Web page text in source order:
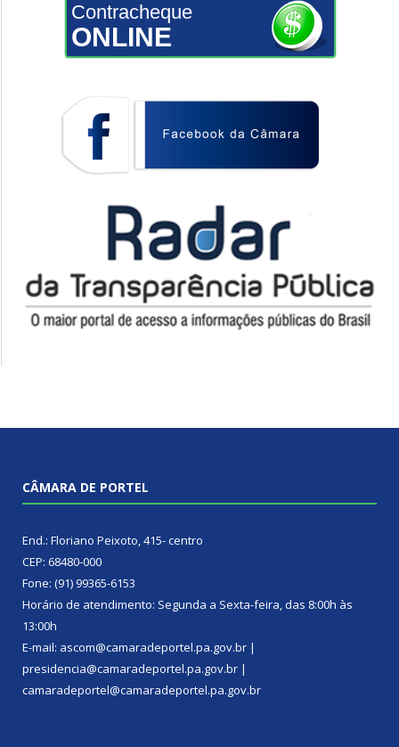
Contracheque
ONLINE
CÂMARA DE PORTEL
End.: Floriano Peixoto, 415- centro
CEP: 68480-000
Fone: (91) 99365-6153
Horário de atendimento: Segunda a Sexta-feira, das 8:00h às
13:00h
E-mail: ascom@camaradeportel.pa.gov.br |
presidencia@camaradeportel.pa.gov.br |
camaradeportel@camaradeportel.pa.gov.br